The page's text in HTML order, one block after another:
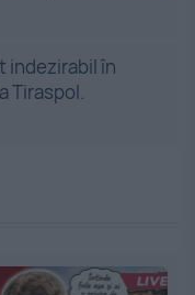
indezirabil în
Tiraspol.